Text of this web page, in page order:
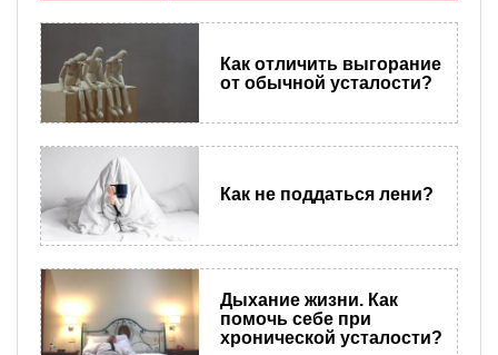
Как отличить выгорание
от обычной усталости?
Как не поддаться лени?
Дыхание жизни. Как
помочь себе при
хронической усталости?